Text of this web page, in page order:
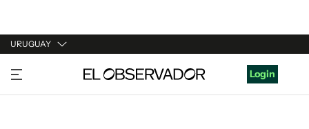
URUGUAY
URUGUAY
ARGENTINA
Login